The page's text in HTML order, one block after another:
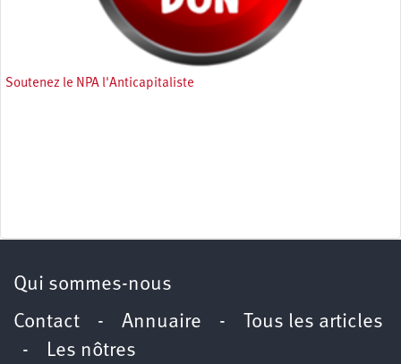
Soutenez le NPA l'Anticapitaliste
Qui sommes-nous
Contact - Annuaire -
Tous les articles
- Les nôtres